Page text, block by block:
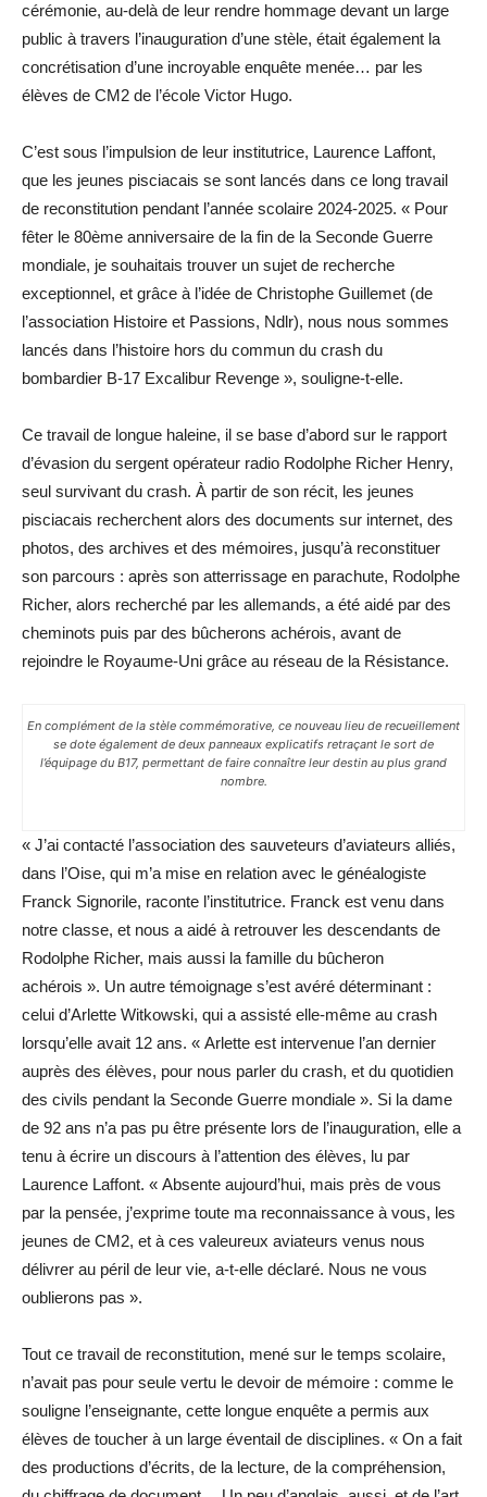
cérémonie, au-delà de leur rendre hommage devant un large
public à travers l’inauguration d’une stèle, était également la
concrétisation d’une incroyable enquête menée… par les
élèves de CM2 de l’école Victor Hugo.
C’est sous l’impulsion de leur institutrice, Laurence Laffont,
que les jeunes pisciacais se sont lancés dans ce long travail
de reconstitution pendant l’année scolaire 2024-2025. « Pour
fêter le 80ème anniversaire de la fin de la Seconde Guerre
mondiale, je souhaitais trouver un sujet de recherche
exceptionnel, et grâce à l’idée de Christophe Guillemet (de
l’association Histoire et Passions, Ndlr), nous nous sommes
lancés dans l’histoire hors du commun du crash du
bombardier B-17 Excalibur ­Revenge », souligne-t-elle.
Ce travail de longue haleine, il se base d’abord sur le rapport
d’évasion du sergent opérateur radio Rodolphe Richer Henry,
seul survivant du crash. À partir de son récit, les jeunes
pisciacais recherchent alors des documents sur internet, des
photos, des archives et des mémoires, jusqu’à reconstituer
son parcours : après son atterrissage en parachute, Rodolphe
Richer, alors recherché par les allemands, a été aidé par des
cheminots puis par des bûcherons achérois, avant de
rejoindre le Royaume-Uni grâce au réseau de la Résistance.
En complément de la stèle commémorative, ce nouveau lieu de recueillement
se dote également de deux panneaux explicatifs retraçant le sort de
l’équipage du B17, permettant de faire connaître leur destin au plus grand
nombre.
« J’ai contacté l’association des sauveteurs d’aviateurs alliés,
dans l’Oise, qui m’a mise en relation avec le généalogiste
Franck Signorile, raconte l’institutrice. Franck est venu dans
notre classe, et nous a aidé à retrouver les descendants de
Rodolphe Richer, mais aussi la famille du bûcheron
achérois ». Un autre témoignage s’est avéré déterminant :
celui d’Arlette Witkowski, qui a assisté elle-même au crash
lorsqu’elle avait 12 ans. « Arlette est intervenue l’an dernier
auprès des élèves, pour nous parler du crash, et du quotidien
des civils pendant la Seconde Guerre mondiale ». Si la dame
de 92 ans n’a pas pu être présente lors de l’inauguration, elle a
tenu à écrire un discours à l’attention des élèves, lu par
Laurence Laffont. « Absente aujourd’hui, mais près de vous
par la pensée, j’exprime toute ma reconnaissance à vous, les
jeunes de CM2, et à ces valeureux aviateurs venus nous
délivrer au péril de leur vie, a-t-elle déclaré. Nous ne vous
oublierons pas ».
Tout ce travail de reconstitution, mené sur le temps scolaire,
n’avait pas pour seule vertu le devoir de mémoire : comme le
souligne l’enseignante, cette longue enquête a permis aux
élèves de toucher à un large éventail de disciplines. « On a fait
des productions d’écrits, de la lecture, de la compréhension,